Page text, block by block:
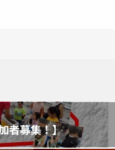
者募集！】